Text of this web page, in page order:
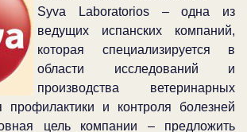
Syva Laboratorios – одна из
ведущих испанских компаний,
которая специализируется в
области исследований и
производства ветеринарных
профилактики и контроля болезней
цель компании – предложить